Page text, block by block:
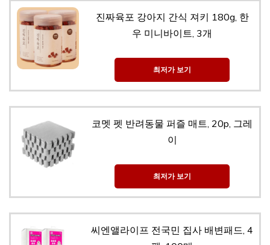
진짜육포 강아지 간식 져키 180g, 한
우 미니바이트, 3개
최저가 보기
코멧 펫 반려동물 퍼즐 매트, 20p, 그레
이
최저가 보기
씨엔앨라이프 전국민 집사 배변패드, 4